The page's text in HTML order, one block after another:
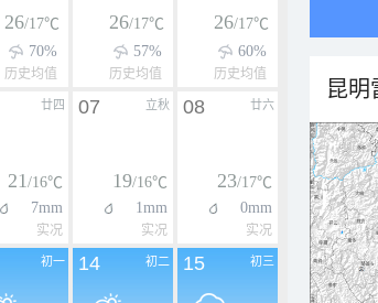
26/17℃
70%
历史均值
26/17℃
57%
历史均值
26/17℃
60%
历史均值
廿四
21/16℃
7mm
实况
立秋
07
19/16℃
1mm
实况
廿六
08
23/17℃
0mm
实况
初一 初二
14 初三
15
昆明